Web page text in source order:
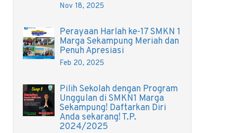
Nov 18, 2025
Perayaan Harlah ke-17 SMKN 1
Marga Sekampung Meriah dan
Penuh Apresiasi
Feb 20, 2025
Pilih Sekolah dengan Program
Unggulan di SMKN1 Marga
Sekampung! Daftarkan Diri
Anda sekarang! T.P.
2024/2025